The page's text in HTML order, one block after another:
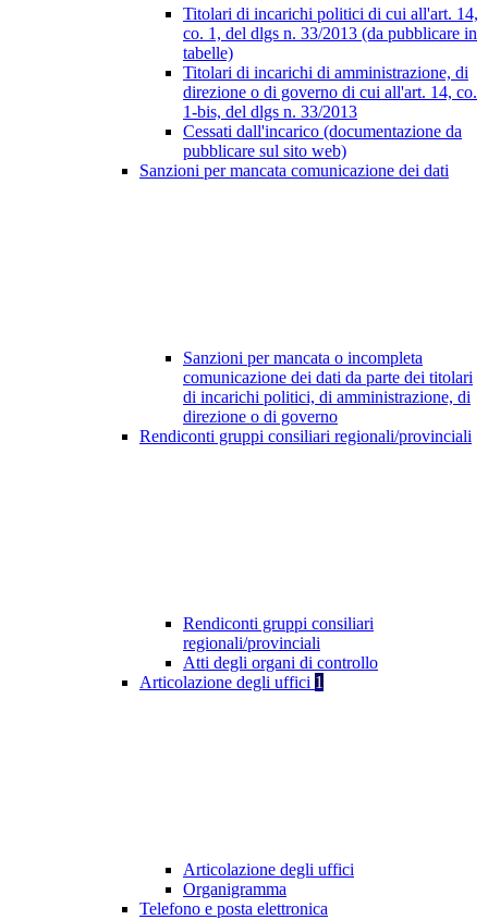
Titolari di incarichi politici di cui all'art. 14,
co. 1, del dlgs n. 33/2013 (da pubblicare in
tabelle)
Titolari di incarichi di amministrazione, di
direzione o di governo di cui all'art. 14, co.
1-bis, del dlgs n. 33/2013
Cessati dall'incarico (documentazione da
pubblicare sul sito web)
Sanzioni per mancata comunicazione dei dati
Sanzioni per mancata o incompleta
comunicazione dei dati da parte dei titolari
di incarichi politici, di amministrazione, di
direzione o di governo
Rendiconti gruppi consiliari regionali/provinciali
Rendiconti gruppi consiliari
regionali/provinciali
Atti degli organi di controllo
Articolazione degli uffici 1
Articolazione degli uffici
Organigramma
Telefono e posta elettronica